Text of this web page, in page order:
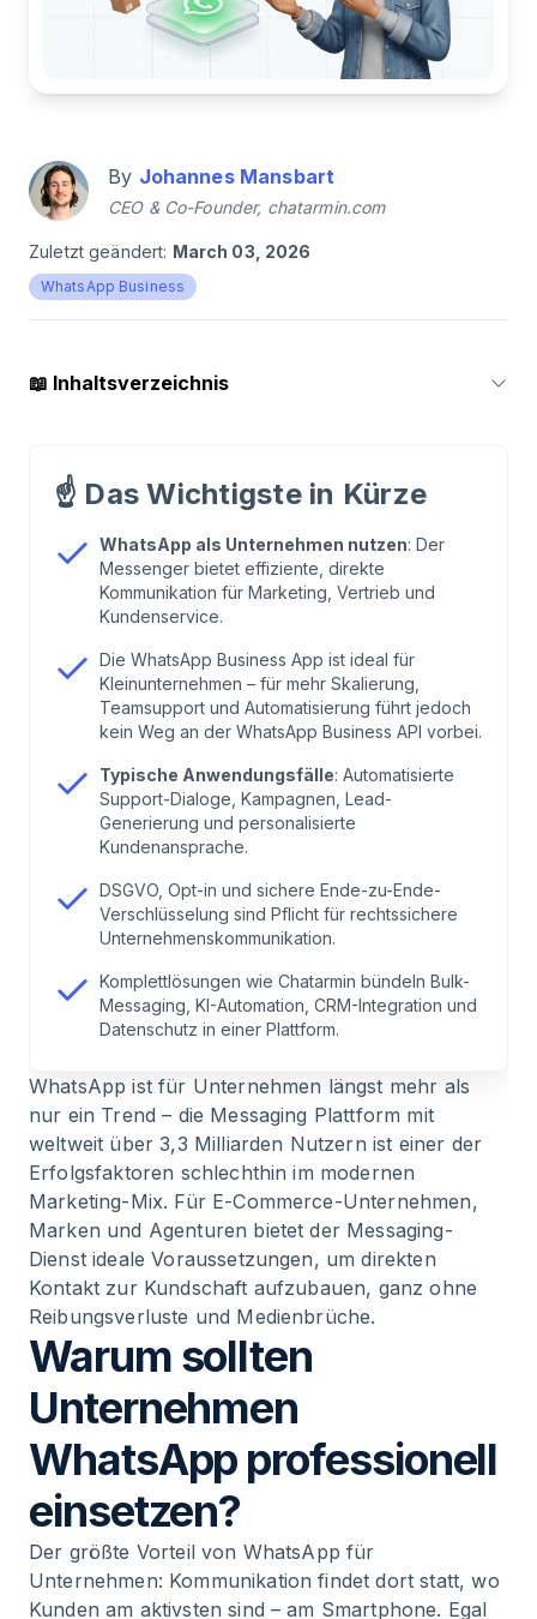
By Johannes Mansbart
CEO & Co-Founder, chatarmin.com
Zuletzt geändert: March 03, 2026
WhatsApp Business
📖 Inhaltsverzeichnis
professionell einsetzen?
. WhatsApp Business App oder API – wo liegt
der Unterschied?
Unternehmen
Datenschutz & DSGVO bei WhatsApp als
Unternehmen nutzen
WhatsApp Business mit Chatarmin: Die
Komplettlösung für Unternehmen
Schritt für Schritt: WhatsApp als Unternehmen
Fails anstatt Wachstum: Was sind typische
Unternehmen?
8.Kundenbewertungen: Wie Unternehmen
WhatsApp mit Chatarmin einsetzen
9
Fazit: WhatsApp als Unternehmen nutzen für
Marketing, Vertrieb und Service
10.Häufig gestellte Fragen (FAQ) zu WhatsApp
als Unternehmen nutzen
☝️ Das Wichtigste in Kürze
WhatsApp als Unternehmen nutzen: Der
Messenger bietet effiziente, direkte
Kommunikation für Marketing, Vertrieb und
Kundenservice.
Die WhatsApp Business App ist ideal für
Kleinunternehmen – für mehr Skalierung,
Teamsupport und Automatisierung führt jedoch
kein Weg an der WhatsApp Business API vorbei.
Typische Anwendungsfälle: Automatisierte
Support-Dialoge, Kampagnen, Lead-
Generierung und personalisierte
Kundenansprache.
DSGVO, Opt-in und sichere Ende-zu-Ende-
Verschlüsselung sind Pflicht für rechtssichere
Unternehmenskommunikation.
Komplettlösungen wie Chatarmin bündeln Bulk-
Messaging, KI-Automation, CRM-Integration und
Datenschutz in einer Plattform.
WhatsApp ist für Unternehmen längst mehr als
nur ein Trend – die Messaging Plattform mit
weltweit über 3,3 Milliarden Nutzern ist einer der
Erfolgsfaktoren schlechthin im modernen
Marketing-Mix. Für E-Commerce-Unternehmen,
Marken und Agenturen bietet der Messaging-
Dienst ideale Voraussetzungen, um direkten
Kontakt zur Kundschaft aufzubauen, ganz ohne
Reibungsverluste und Medienbrüche.
Warum sollten
Unternehmen
WhatsApp professionell
einsetzen?
Der größte Vorteil von WhatsApp für
Unternehmen: Kommunikation findet dort statt, wo
Kunden am aktivsten sind – am Smartphone. Egal